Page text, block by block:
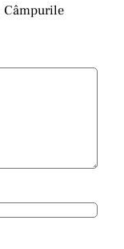
Câmpurile